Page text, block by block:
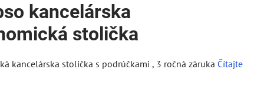
kancelárska
stolička
kancelárska stolička s podrúčkami , 3 ročná záruka Čítajte